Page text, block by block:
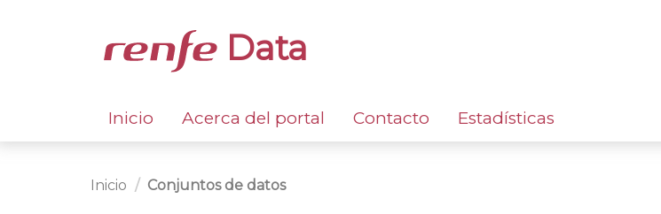
Data
Inicio Acerca del portal Contacto Estadísticas
Inicio Conjuntos de datos